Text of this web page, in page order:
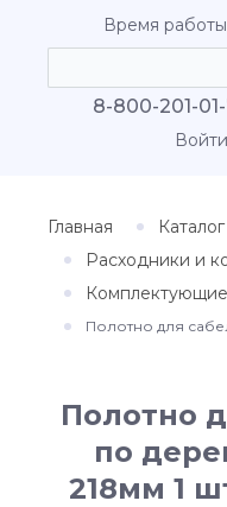
Время
8-800-201-
Войти
Главная Каталог
Расходники и
Полотно для
Полотно
по
218мм 1